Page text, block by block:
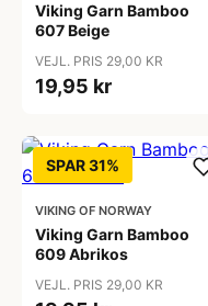
Viking Garn Bamboo
607 Beige
VEJL. PRIS 29,00 KR
19,95 kr
SPAR 31%
VIKING OF NORWAY
Viking Garn Bamboo
609 Abrikos
VEJL. PRIS 29,00 KR